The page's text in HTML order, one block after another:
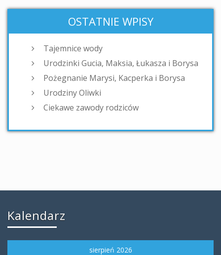
OSTATNIE WPISY
Tajemnice wody
Urodzinki Gucia, Maksia, Łukasza i Borysa
Pożegnanie Marysi, Kacperka i Borysa
Urodziny Oliwki
Ciekawe zawody rodziców
Kalendarz
sierpień 2026